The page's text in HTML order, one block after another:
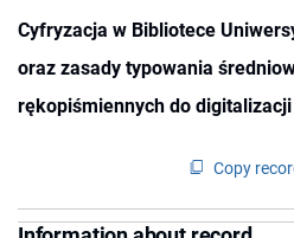
Cyfryzacja w Bibliotece
oraz zasady typowania
rękopiśmiennych do digitalizacji
Copy